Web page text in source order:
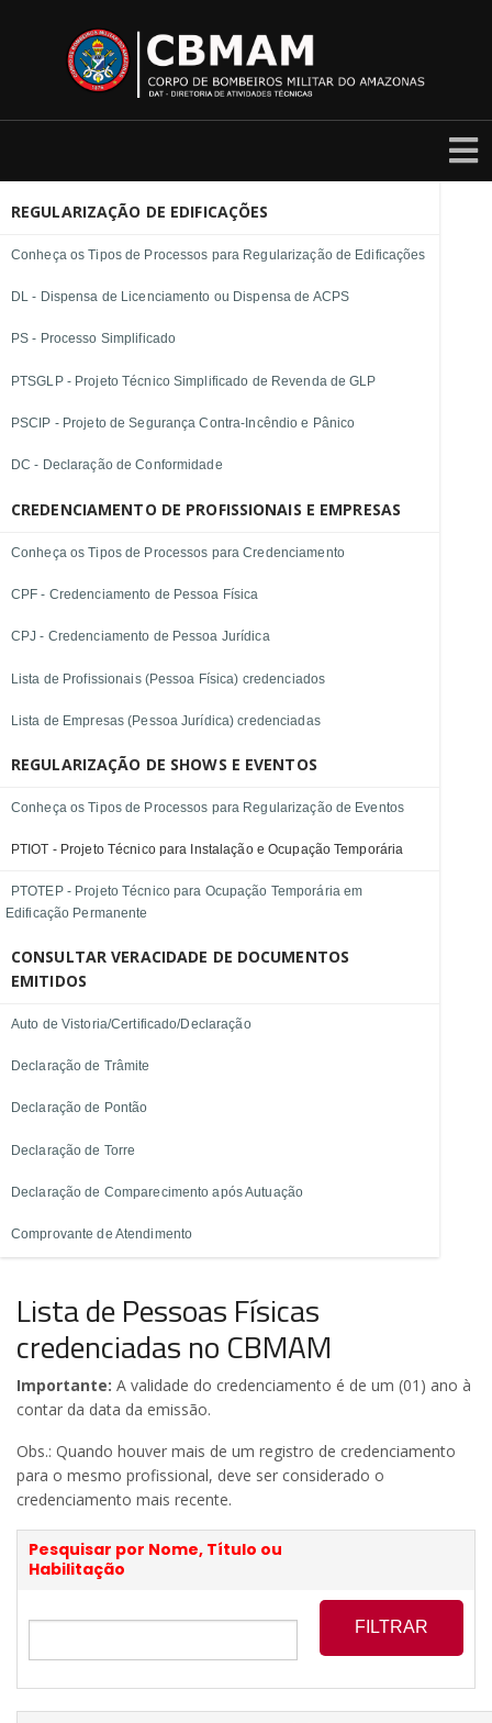
REGULARIZAÇÃO DE EDIFICAÇÕES
Conheça os Tipos de Processos para Regularização de Edificações
DL - Dispensa de Licenciamento ou Dispensa de ACPS
PS - Processo Simplificado
PTSGLP - Projeto Técnico Simplificado de Revenda de GLP
PSCIP - Projeto de Segurança Contra-Incêndio e Pânico
DC - Declaração de Conformidade
CREDENCIAMENTO DE PROFISSIONAIS E EMPRESAS
Conheça os Tipos de Processos para Credenciamento
CPF - Credenciamento de Pessoa Física
CPJ - Credenciamento de Pessoa Jurídica
Lista de Profissionais (Pessoa Física) credenciados
Lista de Empresas (Pessoa Jurídica) credenciadas
REGULARIZAÇÃO DE SHOWS E EVENTOS
Conheça os Tipos de Processos para Regularização de Eventos
PTIOT - Projeto Técnico para Instalação e Ocupação Temporária
PTOTEP - Projeto Técnico para Ocupação Temporária em
Edificação Permanente
CONSULTAR VERACIDADE DE DOCUMENTOS
EMITIDOS
Auto de Vistoria/Certificado/Declaração
Declaração de Trâmite
Declaração de Pontão
Declaração de Torre
Declaração de Comparecimento após Autuação
Comprovante de Atendimento
Lista de Pessoas Físicas
credenciadas no CBMAM
Importante: A validade do credenciamento é de um (01) ano à
contar da data da emissão.
Obs.: Quando houver mais de um registro de credenciamento
para o mesmo profissional, deve ser considerado o
credenciamento mais recente.
Pesquisar por Nome, Título ou
Habilitação